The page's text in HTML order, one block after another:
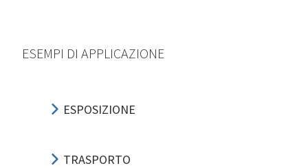
ESEMPI DI APPLICAZIONE
ESPOSIZIONE
TRASPORTO